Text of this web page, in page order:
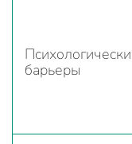
барьеры